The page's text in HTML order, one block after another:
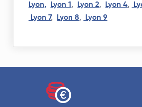
Lyon, Lyon 1 , Lyon 2, Lyon 4,
Lyon 7, Lyon 8, Lyon 9